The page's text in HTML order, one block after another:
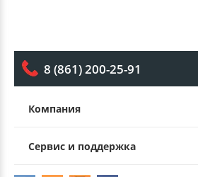
8 (861) 200-25-91
Компания
Сервис и поддержка